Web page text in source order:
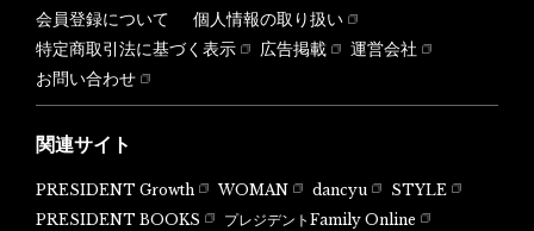
会員登録について
個人情報の取り扱い
特定商取引法に基づく表示
広告掲載
運営会社
お問い合わせ
関連サイト
PRESIDENT Growth WOMAN dancyu
STYLE
PRESIDENT BOOKS
プレジデントFamily Online